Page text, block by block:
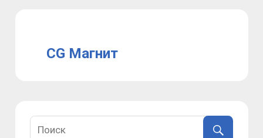
CG Магнит